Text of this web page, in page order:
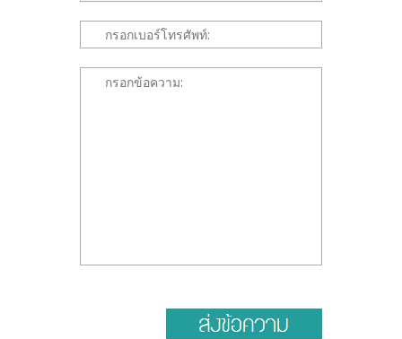
*This is not a valid phone.